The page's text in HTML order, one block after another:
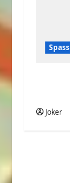
Spass
Joker